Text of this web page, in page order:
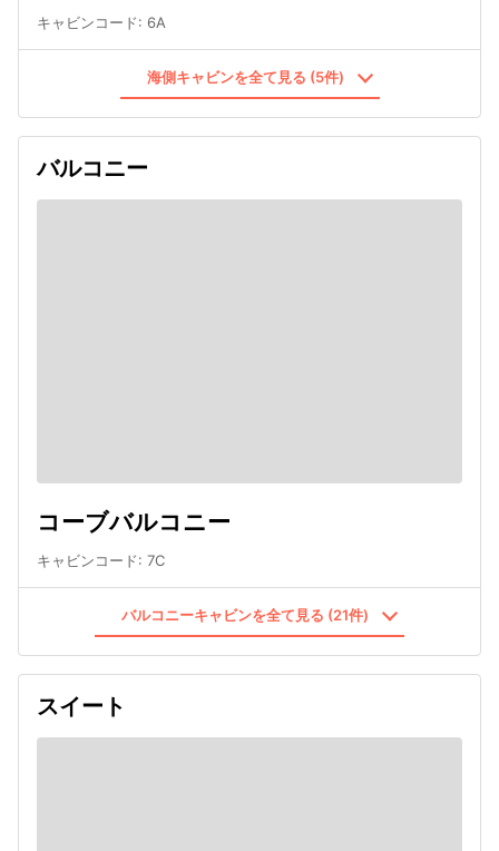
キャビンコード: 6A
海側キャビンを全て見る (5件)
バルコニー
コーブバルコニー
キャビンコード: 7C
バルコニーキャビンを全て見る (21件)
スイート